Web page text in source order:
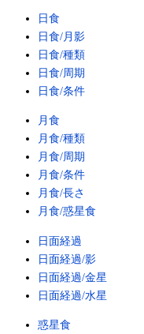
日食
日食/月影
日食/種類
日食/周期
日食/条件
月食
月食/種類
月食/周期
月食/条件
月食/長さ
月食/惑星食
日面経過
日面経過/影
日面経過/金星
日面経過/水星
惑星食